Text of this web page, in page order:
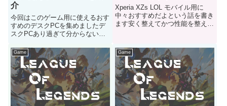
介
今回はこのゲーム用に使えるおす
すめのデスクPCを集めましたデ
スクPCあり過ぎて分からない人
Xperia XZs LOL モバイル用に
中々おすすめだよという話を書き
ます安く整えてかつ性能を整えた
Game Game